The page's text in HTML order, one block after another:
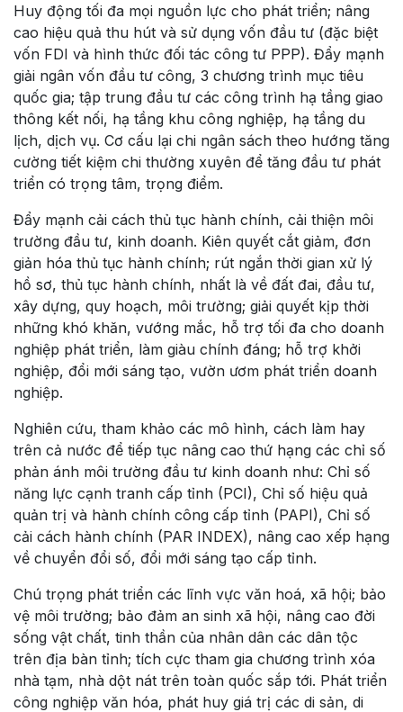
Huy động tối đa mọi nguồn lực cho phát triển; nâng
cao hiệu quả thu hút và sử dụng vốn đầu tư (đặc biệt
vốn FDI và hình thức đối tác công tư PPP). Đẩy mạnh
giải ngân vốn đầu tư công, 3 chương trình mục tiêu
quốc gia; tập trung đầu tư các công trình hạ tầng giao
thông kết nối, hạ tầng khu công nghiệp, hạ tầng du
lịch, dịch vụ. Cơ cấu lại chi ngân sách theo hướng tăng
cường tiết kiệm chi thường xuyên để tăng đầu tư phát
triển có trọng tâm, trọng điểm.
Đẩy mạnh cải cách thủ tục hành chính, cải thiện môi
trường đầu tư, kinh doanh. Kiên quyết cắt giảm, đơn
giản hóa thủ tục hành chính; rút ngắn thời gian xử lý
hồ sơ, thủ tục hành chính, nhất là về đất đai, đầu tư,
xây dựng, quy hoạch, môi trường; giải quyết kịp thời
những khó khăn, vướng mắc, hỗ trợ tối đa cho doanh
nghiệp phát triển, làm giàu chính đáng; hỗ trợ khởi
nghiệp, đổi mới sáng tạo, vườn ươm phát triển doanh
nghiệp.
Nghiên cứu, tham khảo các mô hình, cách làm hay
trên cả nước để tiếp tục nâng cao thứ hạng các chỉ số
phản ánh môi trường đầu tư kinh doanh như: Chỉ số
năng lực cạnh tranh cấp tỉnh (PCI), Chỉ số hiệu quả
quản trị và hành chính công cấp tỉnh (PAPI), Chỉ số
cải cách hành chính (PAR INDEX), nâng cao xếp hạng
về chuyển đổi số, đổi mới sáng tạo cấp tỉnh.
Chú trọng phát triển các lĩnh vực văn hoá, xã hội; bảo
vệ môi trường; bảo đảm an sinh xã hội, nâng cao đời
sống vật chất, tinh thần của nhân dân các dân tộc
trên địa bàn tỉnh; tích cực tham gia chương trình xóa
nhà tạm, nhà dột nát trên toàn quốc sắp tới. Phát triển
công nghiệp văn hóa, phát huy giá trị các di sản, di